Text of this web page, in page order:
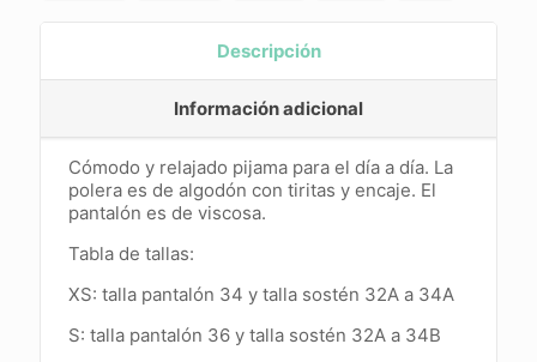
Descripción
Información adicional
Cómodo y relajado pijama para el día a día. La
polera es de algodón con tiritas y encaje. El
pantalón es de viscosa.
Tabla de tallas:
XS: talla pantalón 34 y talla sostén 32A a 34A
S: talla pantalón 36 y talla sostén 32A a 34B